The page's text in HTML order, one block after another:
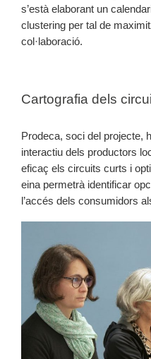
s’està elaborant un
clustering per tal de
col·laboració.
Cartografia dels
Prodeca, soci del projecte,
interactiu dels productors
eficaç els circuits curts i
eina permetrà identificar
l’accés dels consumidors